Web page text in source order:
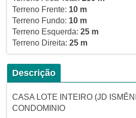
Terreno Frente: 10 m
Terreno Fundo: 10 m
Terreno Esquerda: 25 m
Terreno Direita: 25 m
Descrição
CASA LOTE INTEIRO (JD
CONDOMINIO